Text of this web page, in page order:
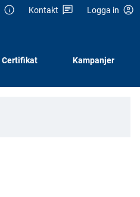
Kontakt Logga in
Certifikat Kampanjer